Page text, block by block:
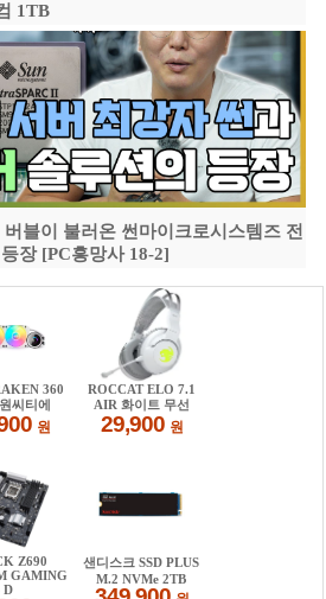
1TB
블이 불러온 썬마이크로시스템즈 전
장 [PC흥망사 18-2]